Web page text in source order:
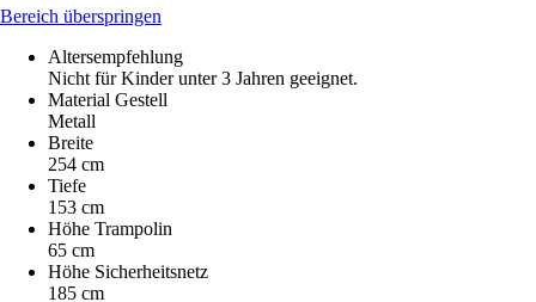
Bereich überspringen
Altersempfehlung
Nicht für Kinder unter 3 Jahren geeignet.
Material Gestell
Metall
Breite
254 cm
Tiefe
153 cm
Höhe Trampolin
65 cm
Höhe Sicherheitsnetz
185 cm